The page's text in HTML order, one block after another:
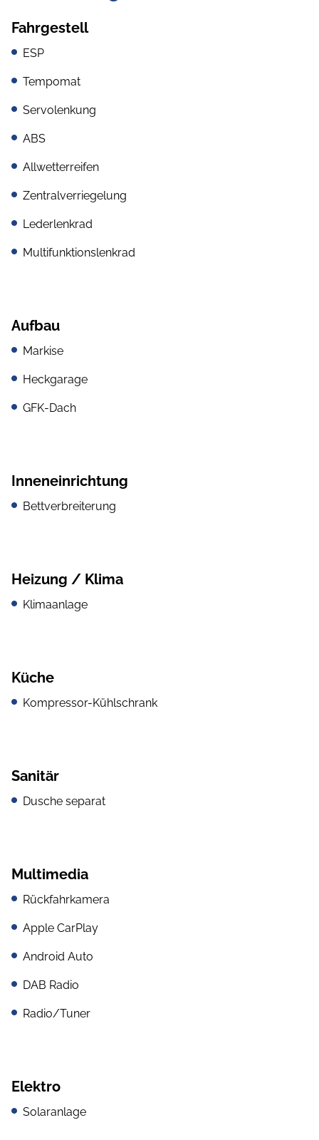
Fahrgestell
ESP
Tempomat
Servolenkung
ABS
Allwetterreifen
Zentralverriegelung
Lederlenkrad
Multifunktionslenkrad
Aufbau
Markise
Heckgarage
GFK-Dach
Inneneinrichtung
Bettverbreiterung
Heizung / Klima
Klimaanlage
Küche
Kompressor-Kühlschrank
Sanitär
Dusche separat
Multimedia
Rückfahrkamera
Apple CarPlay
Android Auto
DAB Radio
Radio/Tuner
Elektro
Solaranlage